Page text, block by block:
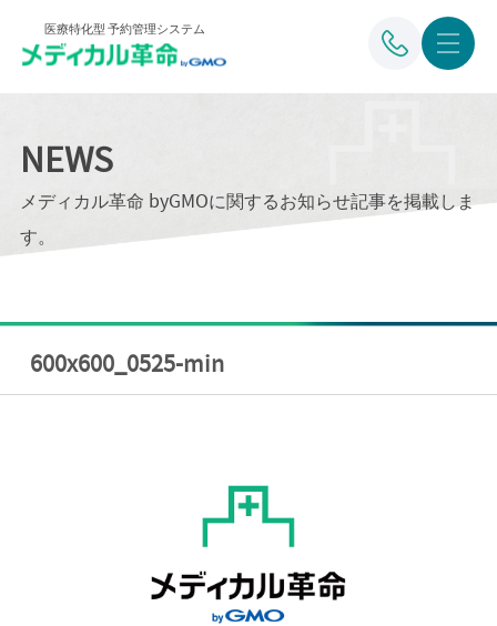
医療特化型 予約管理システム
NEWS
メディカル革命 byGMOに関するお知らせ記事を掲載しま
す。
600x600_0525-min